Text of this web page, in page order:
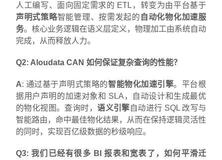
人工编写、面向固定需求的 ETL，转变为由平台基于
声明式策略智能管理、按需发起的 自动化物化加速服
务。核心业务逻辑在语义层定义，物理加工由系统自动
完成，从而释放人力。
Q2: Aloudata CAN 如何保证复杂查询的性能？
A: 通过基于声明式策略的智能物化加速引擎。平台根
据用户声明的加速对象和 SLA，自动设计和生成最优
的物化视图。查询时，语义引擎自动进行 SQL 改写与
智能路由，命中最佳物化结果，从而在保持逻辑灵活性
的同时，实现百亿级数据的秒级响应。
Q3: 我们已经有很多 BI 报表和宽表了，如何平滑迁